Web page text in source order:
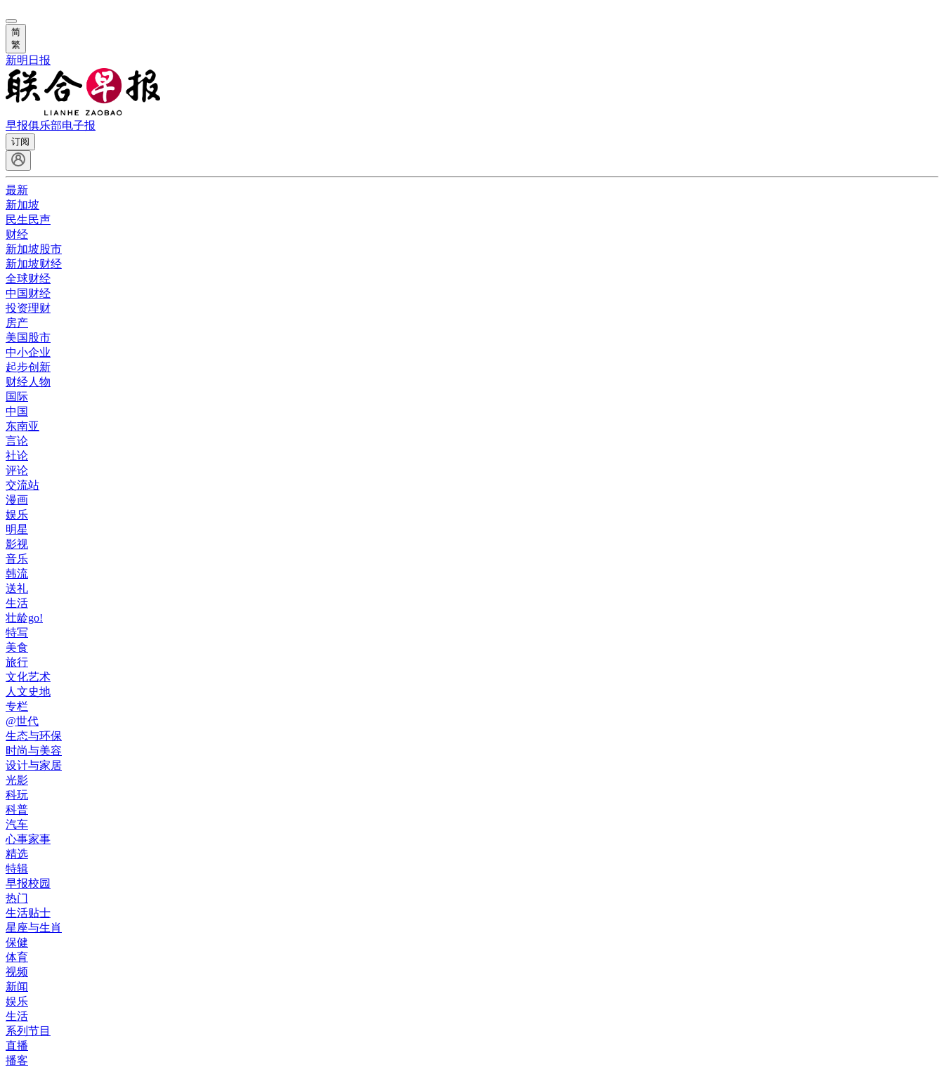
简
繁
新明日报
早报俱乐部电子报
订阅
最新
新加坡
民生民声
财经
新加坡股市
新加坡财经
全球财经
中国财经
投资理财
房产
美国股市
中小企业
起步创新
财经人物
国际
中国
东南亚
言论
社论
评论
交流站
漫画
娱乐
明星
影视
音乐
韩流
送礼
生活
壮龄go!
特写
美食
旅行
文化艺术
人文史地
专栏
@世代
生态与环保
时尚与美容
设计与家居
光影
科玩
科普
汽车
心事家事
精选
特辑
早报校园
热门
生活贴士
星座与生肖
保健
体育
视频
新闻
娱乐
生活
系列节目
直播
播客